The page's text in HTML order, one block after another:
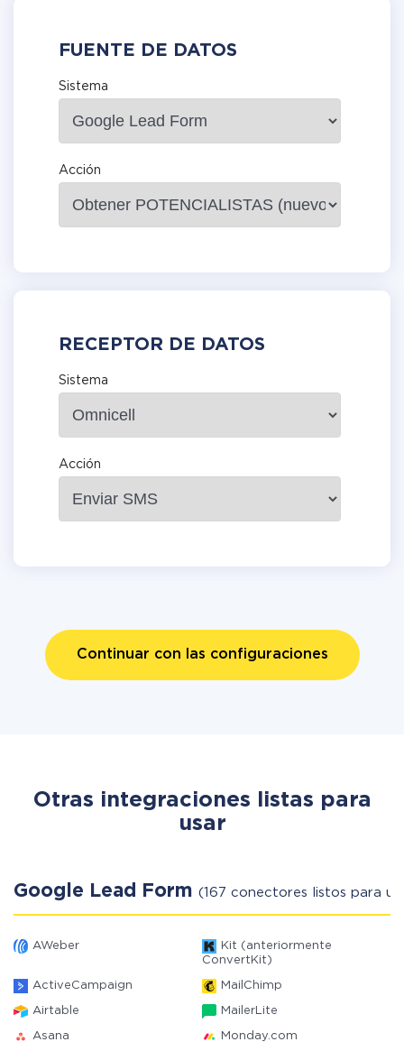
FUENTE DE DATOS
Sistema
Acción
RECEPTOR DE DATOS
Sistema
Acción
Continuar con las configuraciones
Otras integraciones listas para
usar
Google Lead Form (167 conectores listos para
AWeber
Kit (anteriormente
ConvertKit)
ActiveCampaign MailChimp
Airtable MailerLite
Asana Monday.com